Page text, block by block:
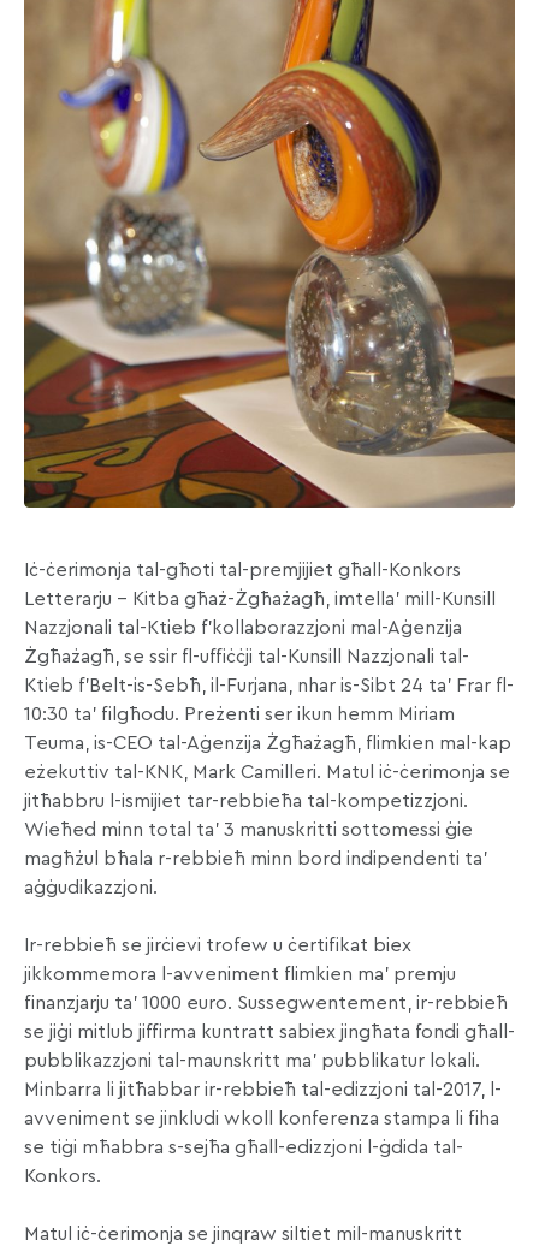
Iċ-ċerimonja tal-għoti tal-premjijiet għall-Konkors
Letterarju – Kitba għaż-Żgħażagħ, imtella’ mill-Kunsill
Nazzjonali tal-Ktieb f’kollaborazzjoni mal-Aġenzija
Żgħażagħ, se ssir fl-uffiċċji tal-Kunsill Nazzjonali tal-
Ktieb f’Belt-is-Sebħ, il-Furjana, nhar is-Sibt 24 ta’ Frar fl-
10:30 ta’ filgħodu. Preżenti ser ikun hemm Miriam
Teuma, is-CEO tal-Aġenzija Żgħażagħ, flimkien mal-kap
eżekuttiv tal-KNK, Mark Camilleri. Matul iċ-ċerimonja se
jitħabbru l-ismijiet tar-rebbieħa tal-kompetizzjoni.
Wieħed minn total ta’ 3 manuskritti sottomessi ġie
magħżul bħala r-rebbieħ minn bord indipendenti ta’
aġġudikazzjoni.
Ir-rebbieħ se jirċievi trofew u ċertifikat biex
jikkommemora l-avveniment flimkien ma’ premju
finanzjarju ta’ 1000 euro. Sussegwentement, ir-rebbieħ
se jiġi mitlub jiffirma kuntratt sabiex jingħata fondi għall-
pubblikazzjoni tal-maunskritt ma’ pubblikatur lokali.
Minbarra li jitħabbar ir-rebbieħ tal-edizzjoni tal-2017, l-
avveniment se jinkludi wkoll konferenza stampa li fiha
se tiġi mħabbra s-sejħa għall-edizzjoni l-ġdida tal-
Konkors.
Matul iċ-ċerimonja se jinqraw siltiet mil-manuskritt